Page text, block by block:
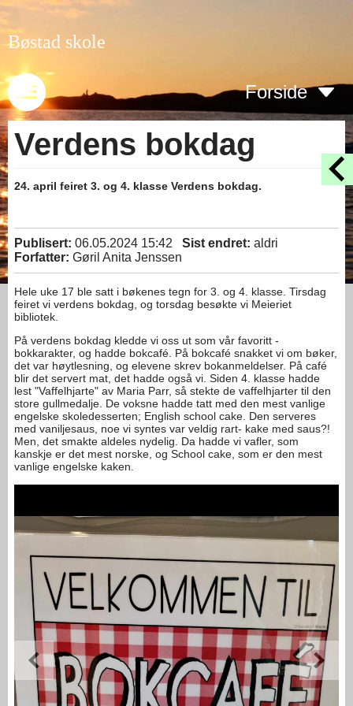
Bøstad skole
Forside
Verdens bokdag
24. april feiret 3. og 4. klasse Verdens bokdag.
Publisert: 06.05.2024 15:42 Sist endret: aldri
Forfatter: Gøril Anita Jenssen
Hele uke 17 ble satt i bøkenes tegn for 3. og 4. klasse. Tirsdag
feiret vi verdens bokdag, og torsdag besøkte vi Meieriet
bibliotek.
På verdens bokdag kledde vi oss ut som vår favoritt -
bokkarakter, og hadde bokcafé. På bokcafé snakket vi om bøker,
det var høytlesning, og elevene skrev bokanmeldelser. På café
blir det servert mat, det hadde også vi. Siden 4. klasse hadde
lest "Vaffelhjarte" av Maria Parr, så stekte de vaffelhjarter til den
store gullmedalje. De voksne hadde tatt med den mest vanlige
engelske skoledesserten; English school cake. Den serveres
med vaniljesaus, noe vi syntes var veldig rart- kake med saus?!
Men, det smakte aldeles nydelig. Da hadde vi vafler, som
kanskje er det mest norske, og School cake, som er den mest
vanlige engelske kaken.